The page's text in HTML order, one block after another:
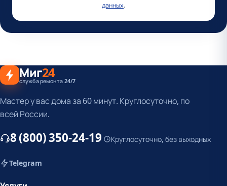
данных.
Миг24
служба ремонта 24/7
Мастер у вас дома за 60 минут. Круглосуточно, по
всей России.
8 (800) 350-24-19 Круглосуточно, без выходных
Telegram